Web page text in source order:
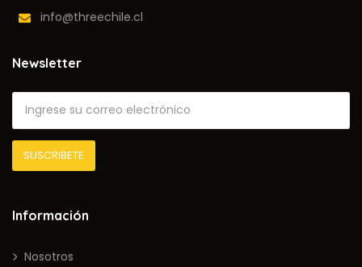
info@threechile.cl
Newsletter
Información
Nosotros